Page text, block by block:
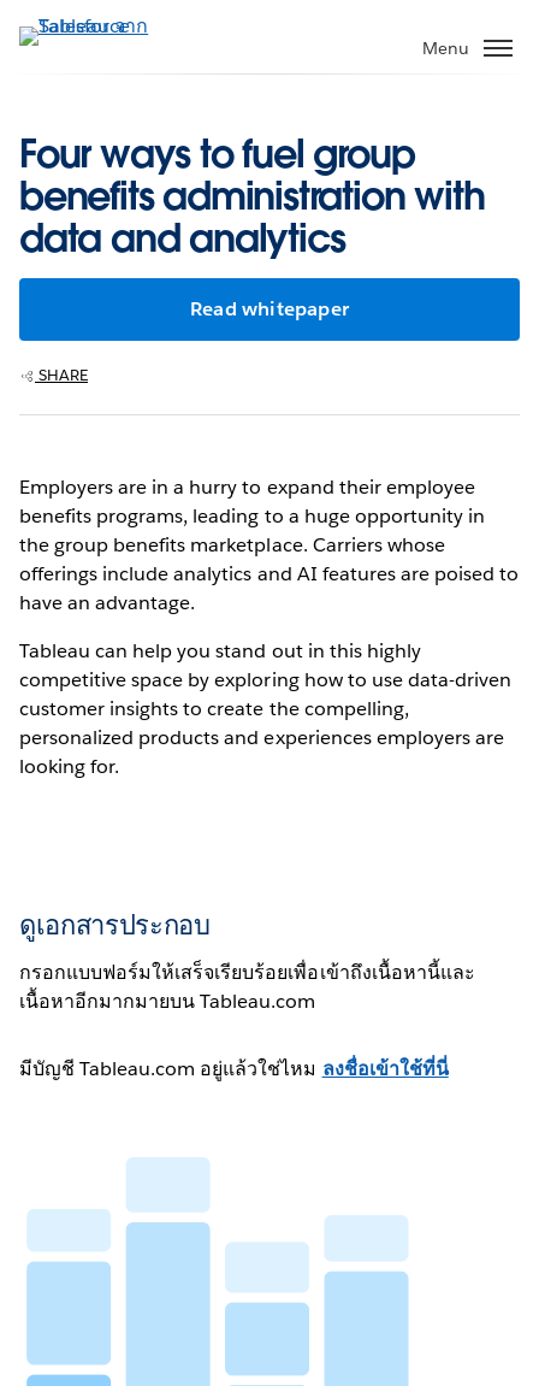
ไป
Menu
Four ways to fuel group
benefits administration with
data and analytics
Read whitepaper
SHARE
Employers are in a hurry to expand their employee
benefits programs, leading to a huge opportunity in
the group benefits marketplace. Carriers whose
offerings include analytics and AI features are poised to
have an advantage.
Tableau can help you stand out in this highly
competitive space by exploring how to use data-driven
customer insights to create the compelling,
personalized products and experiences employers are
looking for.
ดูเอกสารประกอบ
กรอกแบบฟอร์มให้เสร็จเรียบร้อยเพื่อเข้าถึงเนื้อหานี้และ
เนื้อหาอีกมากมายบน Tableau.com
มีบัญชี Tableau.com อยู่แล้วใช่ไหม ลงชื่อเข้าใช้ที่นี่